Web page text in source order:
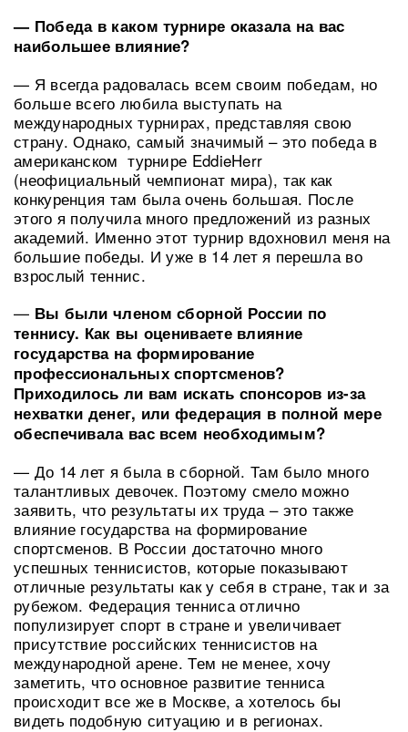
— Победа в каком турнире оказала на вас
наибольшее влияние?
— Я всегда радовалась всем своим победам, но
больше всего любила выступать на
международных турнирах, представляя свою
страну. Однако, самый значимый – это победа в
американском турнире EddieHerr
(неофициальный чемпионат мира), так как
конкуренция там была очень большая. После
этого я получила много предложений из разных
академий. Именно этот турнир вдохновил меня на
большие победы. И уже в 14 лет я перешла во
взрослый теннис.
— Вы были членом сборной России по
теннису. Как вы оцениваете влияние
государства на формирование
профессиональных спортсменов?
Приходилось ли вам искать спонсоров из-за
нехватки денег, или федерация в полной мере
обеспечивала вас всем необходимым?
— До 14 лет я была в сборной. Там было много
талантливых девочек. Поэтому смело можно
заявить, что результаты их труда – это также
влияние государства на формирование
спортсменов. В России достаточно много
успешных теннисистов, которые показывают
отличные результаты как у себя в стране, так и за
рубежом. Федерация тенниса отлично
популизирует спорт в стране и увеличивает
присутствие российских теннисистов на
международной арене. Тем не менее, хочу
заметить, что основное развитие тенниса
происходит все же в Москве, а хотелось бы
видеть подобную ситуацию и в регионах.